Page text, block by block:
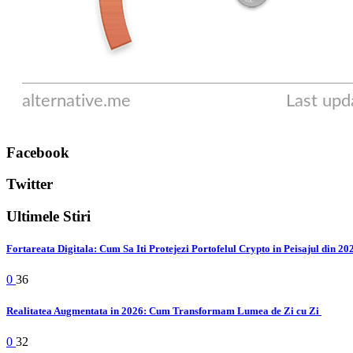
Facebook
Twitter
Ultimele Stiri
Fortareata Digitala: Cum Sa Iti Protejezi Portofelul Crypto in Peisajul din
0 36
Realitatea Augmentata in 2026: Cum Transformam Lumea de Zi cu Zi
0 32